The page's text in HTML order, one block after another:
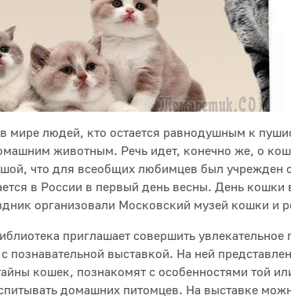
мире людей, кто остается равнодушным к
животным. Речь идет, конечно же, о
что для всеобщих любимцев был учрежден
в России в первый день весны. День
организовали Московский музей кошки и
приглашает совершить увлекательное
познавательной выставкой. На ней
кошек, познакомят с особенностями той
домашних питомцев. На выставке